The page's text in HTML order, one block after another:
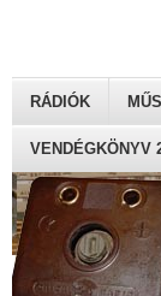
RÁDIÓK
VENDÉGKÖNYV